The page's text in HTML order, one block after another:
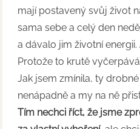
mají postavený svůj život
sama sebe a celý den
a dávalo jim životní
Protože to krutě
Jak jsem zmínila, ty
nenápadně a my na ně
Tím nechci říct, že jsme